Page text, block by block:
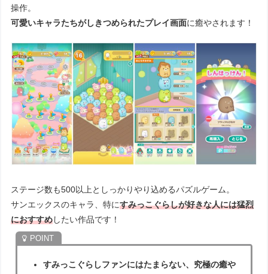
操作。
可愛いキャラたちがしきつめられたプレイ画面に癒やされます！
ステージ数も500以上としっかりやり込めるパズルゲーム。
サンエックスのキャラ、特にすみっこぐらしが好きな人には猛烈
におすすめしたい作品です！
すみっこぐらしファンにはたまらない、究極の癒や